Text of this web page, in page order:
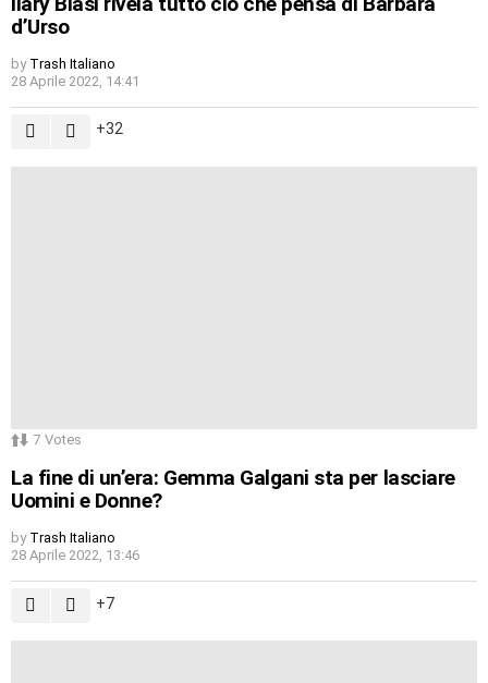
d’Urso
by Trash Italiano
28 Aprile 2022, 14:41
32
7 Votes
La fine di un’era: Gemma Galgani sta per lasciare
Uomini e Donne?
by Trash Italiano
28 Aprile 2022, 13:46
7